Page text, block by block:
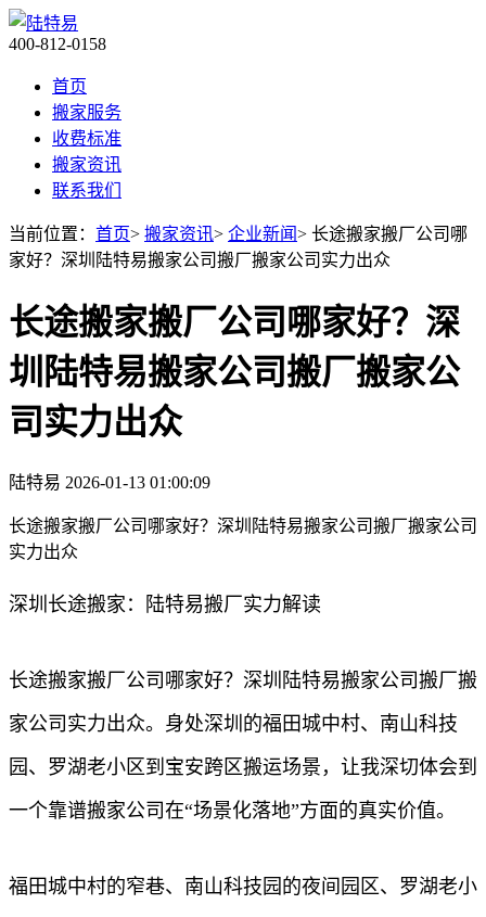
400-812-0158
首页
搬家服务
收费标准
搬家资讯
联系我们
当前位置： 首页> 搬家资讯> 企业新闻> 长途搬家搬厂公司哪
家好？深圳陆特易搬家公司搬厂搬家公司实力出众
长途搬家搬厂公司哪家好？深
圳陆特易搬家公司搬厂搬家公
司实力出众
陆特易 2026-01-13 01:00:09
长途搬家搬厂公司哪家好？深圳陆特易搬家公司搬厂搬家公司
实力出众
深圳长途搬家：陆特易搬厂实力解读
长途搬家搬厂公司哪家好？深圳陆特易搬家公司搬厂搬
家公司实力出众。身处深圳的福田城中村、南山科技
园、罗湖老小区到宝安跨区搬运场景，让我深切体会到
一个靠谱搬家公司在“场景化落地”方面的真实价值。
福田城中村的窄巷、南山科技园的夜间园区、罗湖老小